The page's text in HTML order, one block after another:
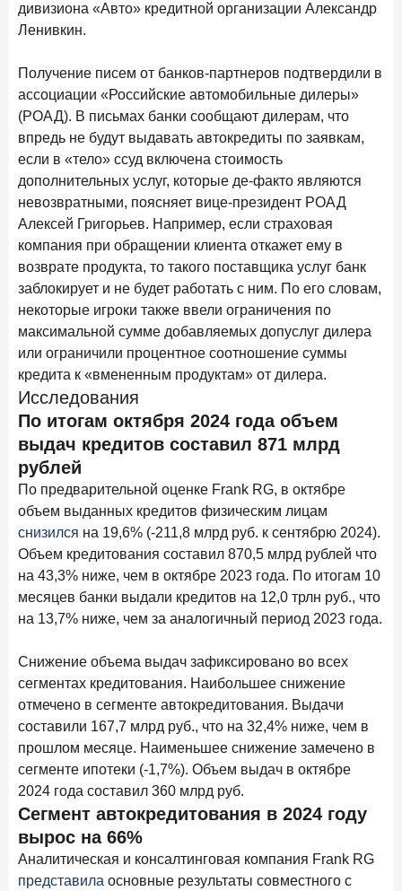
в феврале 2026 года
Банки начали снижать ставки по вкладам еще до
решения ЦБ
16 марта 2026 года
Frank RG объявила победителей кейс-чемпионата
2026 года
12 марта 2026 года
Банки ускорили работу с претензиями
Рассылка Frank RG
Итоги недели, наша трактовка основных событий
на банковском рынке
Я согласен с условиямиобработки данных
10 марта 2026 года ИССЛЕДОВАНИЕ
Куда уходят деньги? Frank RG исследует рынок
вкладов
По итогам февраля 2026 года объем выдач кредитов
составил 748,4 млрд руб.
Ипотека. Итоги работы крупнейших ипотечных банков
в январе 2026 года
ИССЛЕДОВАНИЕ
Не по цене, а по ценности: как россияне выбирали
подписки в 2025 году?
17 февраля 2026 года
Бизнес на маркетплейсах: новичкам здесь больше не
место
6 февраля 2026 года ИССЛЕДОВАНИЕ
дивизиона «Авто» кредитной организации Александр
Ленивкин.
Получение писем от банков-партнеров подтвердили в
ассоциации «Российские автомобильные дилеры»
(РОАД). В письмах банки сообщают дилерам, что
впредь не будут выдавать автокредиты по заявкам,
если в «тело» ссуд включена стоимость
дополнительных услуг, которые де-факто являются
невозвратными, поясняет вице-президент РОАД
Алексей Григорьев. Например, если страховая
компания при обращении клиента откажет ему в
возврате продукта, то такого поставщика услуг банк
заблокирует и не будет работать с ним. По его словам,
некоторые игроки также ввели ограничения по
максимальной сумме добавляемых допуслуг дилера
или ограничили процентное соотношение суммы
кредита к «вмененным продуктам» от дилера.
Исследования
По итогам октября 2024 года объем
выдач кредитов составил 871 млрд
рублей
По предварительной оценке Frank RG, в октябре
объем выданных кредитов физическим лицам
снизился на 19,6% (-211,8 млрд руб. к сентябрю 2024).
Объем кредитования составил 870,5 млрд рублей что
на 43,3% ниже, чем в октябре 2023 года. По итогам 10
месяцев банки выдали кредитов на 12,0 трлн руб., что
на 13,7% ниже, чем за аналогичный период 2023 года.
Снижение объема выдач зафиксировано во всех
сегментах кредитования. Наибольшее снижение
отмечено в сегменте автокредитования. Выдачи
составили 167,7 млрд руб., что на 32,4% ниже, чем в
прошлом месяце. Наименьшее снижение замечено в
сегменте ипотеки (-1,7%). Объем выдач в октябре
2024 года составил 360 млрд руб.
Сегмент автокредитования в 2024 году
вырос на 66%
Аналитическая и консалтинговая компания Frank RG
представила основные результаты совместного с